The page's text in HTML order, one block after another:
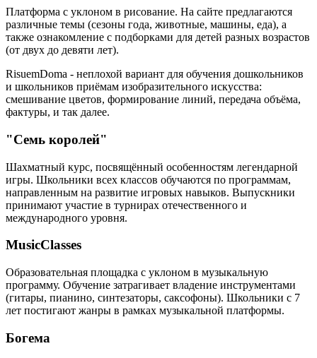
Платформа с уклоном в рисование. На сайте предлагаются
различные темы (сезоны года, животные, машины, еда), а
также ознакомление с подборками для детей разных возрастов
(от двух до девяти лет).
RisuemDoma - неплохой вариант для обучения дошкольников
и школьников приёмам изобразительного искусства:
смешивание цветов, формирование линий, передача объёма,
фактуры, и так далее.
"Семь королей"
Шахматный курс, посвящённый особенностям легендарной
игры. Школьники всех классов обучаются по программам,
направленным на развитие игровых навыков. Выпускники
принимают участие в турнирах отечественного и
международного уровня.
MusicClasses
Образовательная площадка с уклоном в музыкальную
программу. Обучение затрагивает владение инструментами
(гитары, пианино, синтезаторы, саксофоны). Школьники с 7
лет постигают жанры в рамках музыкальной платформы.
Богема